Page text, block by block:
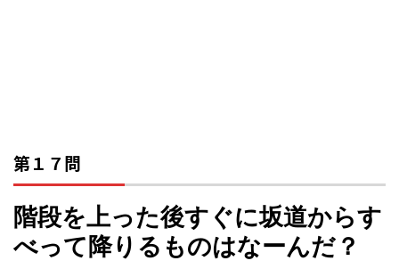
第１７問
階段を上った後すぐに坂道からす
べって降りるものはなーんだ？